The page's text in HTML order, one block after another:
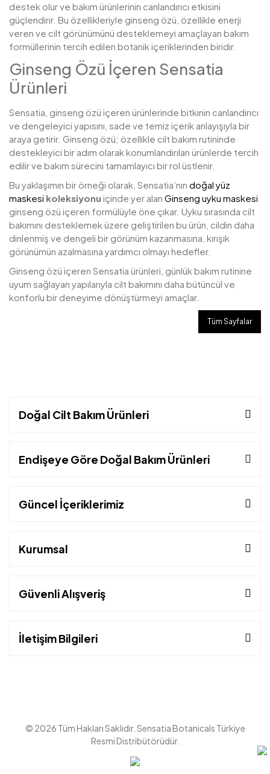
destek olur ve bakım ürünlerinin canlandırıcı etkisini
güçlendirir. Bu özellikleriyle ginseng özü, özellikle enerji
veren ve cilt görünümünü desteklemeyi amaçlayan bakım
formüllerinin tercih edilen botanik içeriklerinden biridir.
Ginseng Özü İçeren Sensatia
Ürünleri
Sensatia, ginseng özü içeren ürünlerinde bitkinin canlandırıcı
ve dengeleyici yapısını, sade ve temiz içerik anlayışıyla bir
araya getirir. Ginseng özü; özellikle cilt bakım rutininde
destekleyici bir adım olarak konumlandırılan ürünlerde tercih
edilir ve bakım sürecini tamamlayıcı bir rol üstlenir.
Bu yaklaşımın bir örneği olarak, Sensatia’nın doğal yüz
maskesi koleksiyonu içinde yer alan Ginseng uyku maskesi
ginseng özü içeren formülüyle öne çıkar. Uyku sırasında cilt
bakımını desteklemek üzere geliştirilen bu ürün, cildin daha
dinlenmiş ve dengeli bir görünüm kazanmasına, kırışık
görünümün azalmasına yardımcı olmayı hedefler.
Ginseng özü içeren Sensatia ürünleri, günlük bakım rutinine
uyum sağlayan yapılarıyla cilt bakımını daha bütüncül ve
konforlu bir deneyime dönüştürmeyi amaçlar.
Tüm Sayfalar
Doğal Cilt Bakım Ürünleri
Endişeye Göre Doğal Bakım Ürünleri
Güncel İçeriklerimiz
Kurumsal
Güvenli Alışveriş
İletişim Bilgileri
© 2026 Tüm Hakları Saklıdır. Sensatia Botanicals Türkiye
Resmi Distribütörüdür.